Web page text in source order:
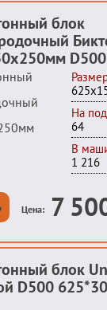
блок
D500
На
64
В
1 216
Цена: 7
блок
D500